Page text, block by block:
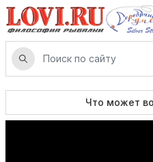
Что может